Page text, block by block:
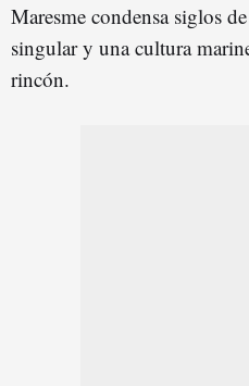
Maresme condensa siglos
singular y una cultura
rincón.